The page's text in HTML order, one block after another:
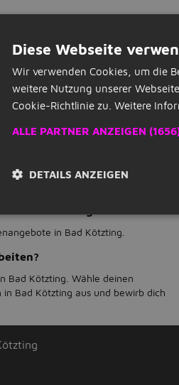
(m/w/d)
(16km)
Stellenangebote
in Bad Kötzting?
in Bad Kötzting.
Bad Kötzting. Wähle deinen
Bad Kötzting aus und bewirb dich
Diese Webseite
Wir verwenden Cookies, um die
weitere Nutzung unserer
Cookie-Richtlinie zu. Weitere
ALLE PARTNER ANZEIGEN
DETAILS ANZEIGEN